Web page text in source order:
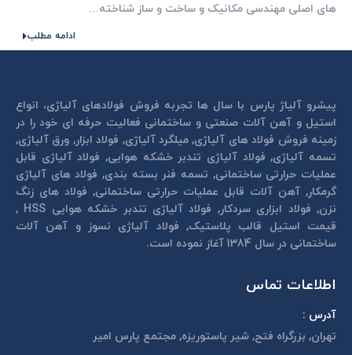
های اصلی مهندسی مکانیک و ساخت ‌و ساز شناخته…
ادامه مطلب
پیشرو آلیاژ پارس با سال ها تجربه فروش فولادهای آلیاژی، انواع
استیل و آهن آلات صنعتی و ساختمانی فعالیت حرفه ای خود را در
زمینه فروش فولاد های آلیاژی, میلگرد آلیاژی, فولاد ابزار, ورق آلیاژی,
تسمه آلیاژی, فولاد آلیاژی تندبر خشكه هوايی, فولاد آلیاژی قابل
عمليات حرارتی ساختمانی, تسمه فنر بسته بندی, فولاد های آلیاژی
گرمكار, آهن آلات قابل عمليات حرارتی ساختمانی, فولاد های زنگ
نزن, فولاد ابزاری سردكار, فولاد آلیاژی تندبر خشكه هوايی HSS ,
قیمت استیل قالب پلاستيک, فولاد آلیاژی نسوز و آهن آلات
ساختمانی در سال 1384 آغاز نموده است.
اطلاعات تماس
آدرس :
تهران, بزرگراه فتح, شير پاستوريزه, مجتمع پارس امير